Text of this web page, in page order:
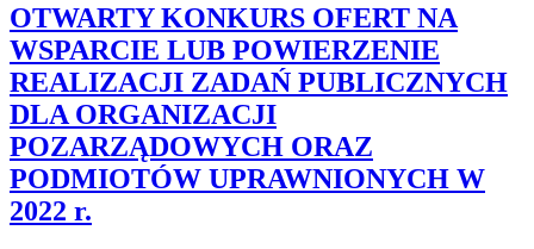
OTWARTY KONKURS OFERT NA
WSPARCIE LUB POWIERZENIE
REALIZACJI ZADAŃ PUBLICZNYCH
DLA ORGANIZACJI
POZARZĄDOWYCH ORAZ
PODMIOTÓW UPRAWNIONYCH W
2022 r.